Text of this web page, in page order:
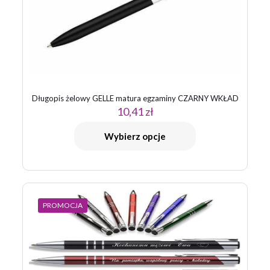
gwiazdek
mail*
Zapamiętaj moje dane w tej przeglądarce podczas pisania
kolejnych komentarzy.
Długopis żelowy GELLE matura egzaminy CZARNY WKŁAD
10,41zł
Wybierz opcje
PROMOCJA